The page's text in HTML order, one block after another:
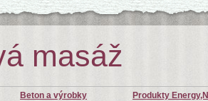
masáž
Beton a výrobky Produkty